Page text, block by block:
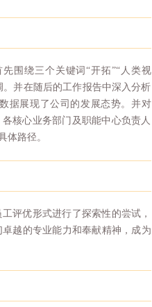
围绕三个关键词“开拓”“人类视
。并在随后的工作报告中深入分析
据展现了公司的发展态势。并对
核心业务部门及职能中心负责人
体路径。
评优形式进行了探索性的尝试，
越的专业能力和奉献精神，成为